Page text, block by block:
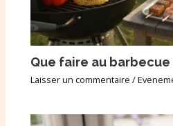
Que faire au
Laisser un commentaire /